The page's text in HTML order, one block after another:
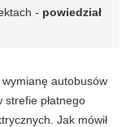
- powiedział
autobusów
strefie płatnego
Jak mówił